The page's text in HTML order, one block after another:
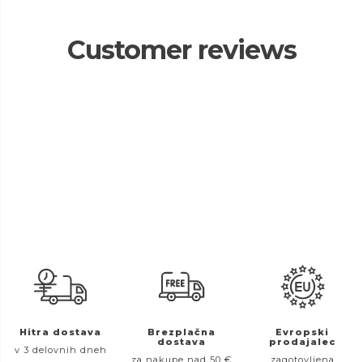
Customer reviews
Hitra dostava
v 3 delovnih dneh
Brezplačna
dostava
za nakupe nad 50 €
Evropski
prodajalec
zagotovljena